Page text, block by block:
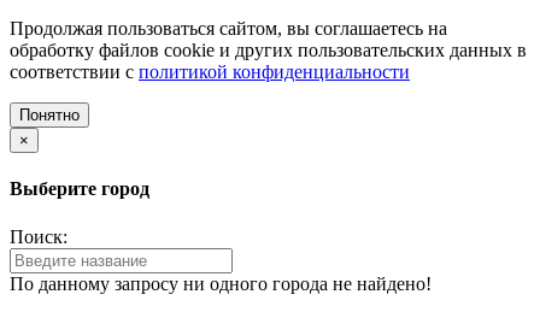
Продолжая пользоваться сайтом, вы соглашаетесь на
обработку файлов cookie и других пользовательских данных в
соответствии с политикой конфиденциальности
Понятно
×
Выберите город
Поиск:
По данному запросу ни одного города не найдено!